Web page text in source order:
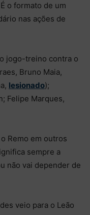
o formato de um
nas ações de
jogo-treino contra o
Bruno Maia,
lesionado);
Felipe Marques,
Remo em outros
sempre a
não vai depender de
veio para o Leão